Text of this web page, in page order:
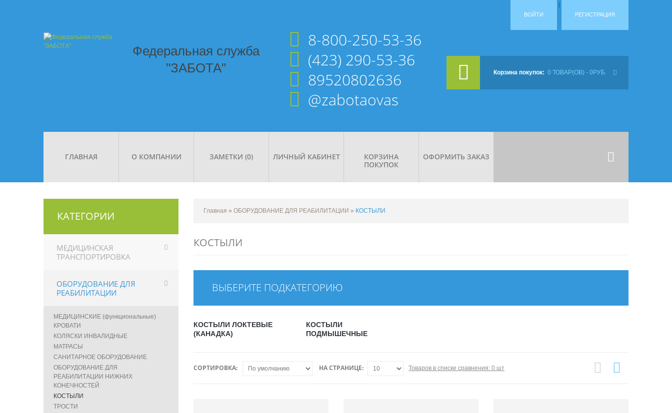
ВОЙТИ
|
РЕГИСТРАЦИЯ
Федеральная служба
"ЗАБОТА"
Корзина покупок: 0 ТОВАР(ОВ) - 0РУБ.
8-800-250-53-36
(423) 290-53-36
89520802636
@zabotaovas
ГЛАВНАЯ О КОМПАНИИ ЗАМЕТКИ (0) ЛИЧНЫЙ КАБИНЕТ
КОРЗИНА
ПОКУПОК
ОФОРМИТЬ ЗАКАЗ
КАТЕГОРИИ
МЕДИЦИНСКАЯ
ТРАНСПОРТИРОВКА
ОБОРУДОВАНИЕ ДЛЯ
РЕАБИЛИТАЦИИ
МЕДИЦИНСКИЕ (функциональные)
КРОВАТИ
КОЛЯСКИ ИНВАЛИДНЫЕ
МАТРАСЫ
САНИТАРНОЕ ОБОРУДОВАНИЕ
ОБОРУДОВАНИЕ ДЛЯ
РЕАБИЛИТАЦИИ НИЖНИХ
КОНЕЧНОСТЕЙ
КОСТЫЛИ
ТРОСТИ
Главная » ОБОРУДОВАНИЕ ДЛЯ РЕАБИЛИТАЦИИ » КОСТЫЛИ
КОСТЫЛИ
ВЫБЕРИТЕ ПОДКАТЕГОРИЮ
КОСТЫЛИ ЛОКТЕВЫЕ
(КАНАДКА)
КОСТЫЛИ
ПОДМЫШЕЧНЫЕ
СОРТИРОВКА: НА СТРАНИЦЕ: Товаров в списке сравнения: 0 шт